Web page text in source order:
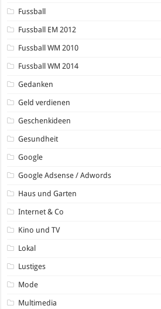
Fussball
Fussball EM 2012
Fussball WM 2010
Fussball WM 2014
Gedanken
Geld verdienen
Geschenkideen
Gesundheit
Google
Google Adsense / Adwords
Haus und Garten
Internet & Co
Kino und TV
Lokal
Lustiges
Mode
Multimedia